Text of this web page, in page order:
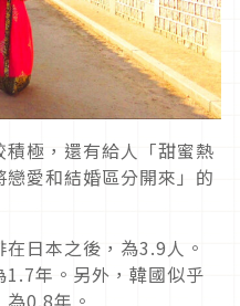
極，還有給人「甜蜜熱
愛和結婚區分開來」的
日本之後，為3.9人。
年。另外，韓國似乎
0.8年。